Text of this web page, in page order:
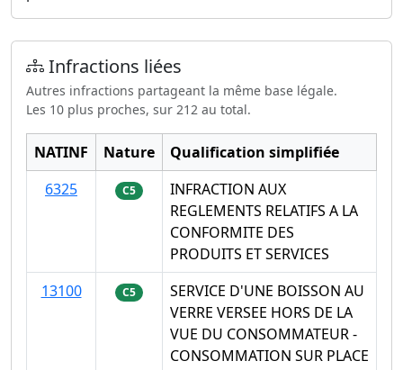
Infractions liées
Autres infractions partageant la même base légale.
Les 10 plus proches, sur 212 au total.
NATINF Nature
Qualification simplifiée
6325
C5
INFRACTION AUX
REGLEMENTS RELATIFS A LA
CONFORMITE DES
PRODUITS ET SERVICES
13100
C5
SERVICE D'UNE BOISSON AU
VERRE VERSEE HORS DE LA
VUE DU CONSOMMATEUR -
CONSOMMATION SUR PLACE